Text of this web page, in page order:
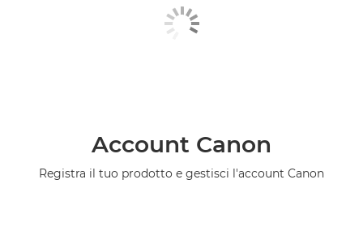
Account Canon
Registra il tuo prodotto e gestisci l'account Canon